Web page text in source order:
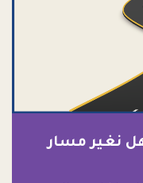
نغير مسار